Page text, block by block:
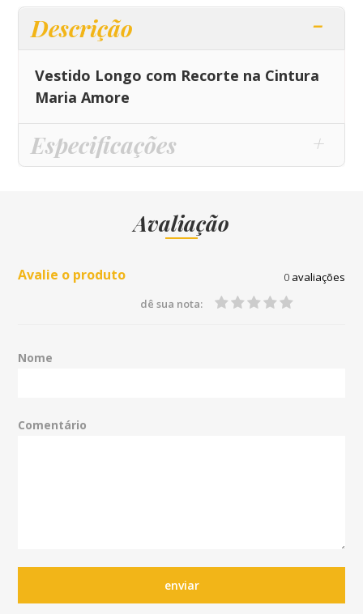
Descrição
Vestido Longo com Recorte na Cintura
Maria Amore
Especificações
Avaliação
Avalie o produto 0avaliações
dê sua nota:
Nome
Comentário
enviar